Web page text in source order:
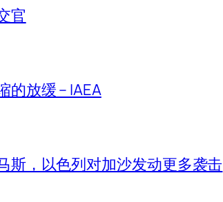
官
的放缓 – IAEA
斯，以色列对加沙发动更多袭击